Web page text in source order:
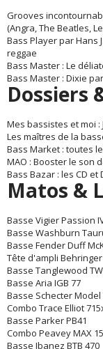
Grooves
(Angra, The Beatles,
Bass Player par Hans
reggae
Bass Master : Le
Bass Master : Dixie
Dossiers
Mes bassistes et moi
Les maîtres de la
Bass Market : toutes
MAO : Booster le son
Bass Bazar : les CD et
Matos &
Basse Vigier Passion
Basse Washburn
Basse Fender Duff
Tête d'ampli Behringer
Basse Tanglewood
Basse Aria IGB 77
Basse Schecter Model
Combo Trace Elliot
Basse Parker PB41
Combo Peavey MAX
Basse Ibanez BTB 470